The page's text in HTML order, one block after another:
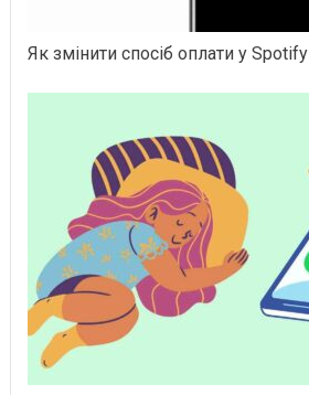
Як змінити спосіб оплати у Spotify